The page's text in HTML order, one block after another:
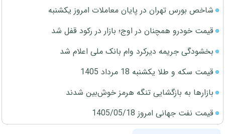
شاخص بورس تهران در پایان معاملات امروز یکشنبه
قیمت خودرو همچنان در اوج؛ بازار در رکود قفل شد
بخشودگی جریمه دیرکرد وام بانک ملی اعلام شد
قیمت سکه و طلا یکشنبه 18 مرداد 1405
بازارها به بازگشایی تنگه هرمز خوش‌بین شدند
قیمت نفت جهانی امروز 1405/05/18